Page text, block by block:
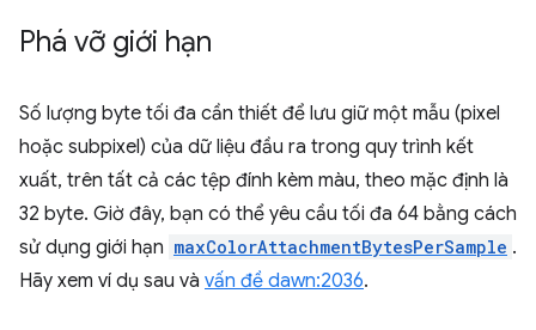
Phá vỡ giới hạn
Số lượng byte tối đa cần thiết để lưu giữ một mẫu (pixel
hoặc subpixel) của dữ liệu đầu ra trong quy trình kết
xuất, trên tất cả các tệp đính kèm màu, theo mặc định là
32 byte. Giờ đây, bạn có thể yêu cầu tối đa 64 bằng cách
sử dụng giới hạn maxColorAttachmentBytesPerSample .
Hãy xem ví dụ sau và vấn đề dawn:2036.